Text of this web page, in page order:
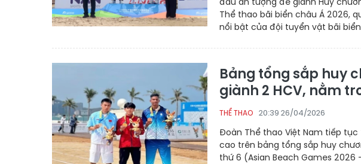
Thể thao bãi biển châu Á 2026,
nổi bật của đội tuyển vật bãi biển
Bảng tổng sắp huy
giành 2 HCV, nằm
THỂ THAO 20:39 26/04/2026
Đoàn Thể thao Việt Nam tiếp
cao trên bảng tổng sắp huy
thứ 6 (Asian Beach Games 2026